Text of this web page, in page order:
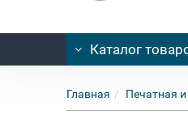
Каталог
Главная Печатная